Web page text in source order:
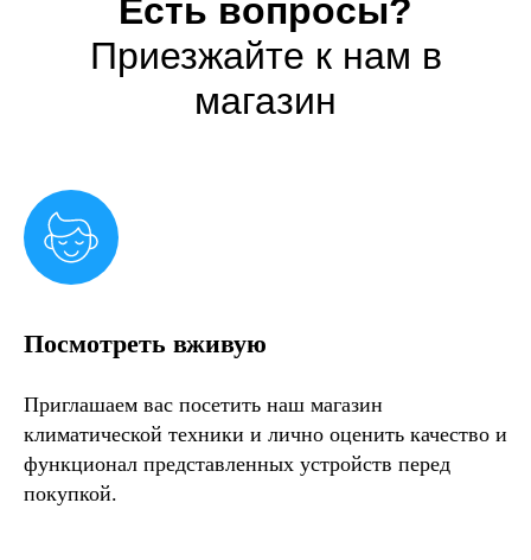
Есть вопросы?
Приезжайте к нам в
магазин
Посмотреть вживую
Приглашаем вас посетить наш магазин
климатической техники и лично оценить качество и
функционал представленных устройств перед
покупкой.